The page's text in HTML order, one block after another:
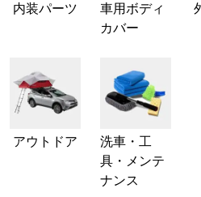
内装パーツ
車用ボディ
カバー
アウトドア
洗車・工
具・メンテ
ナンス